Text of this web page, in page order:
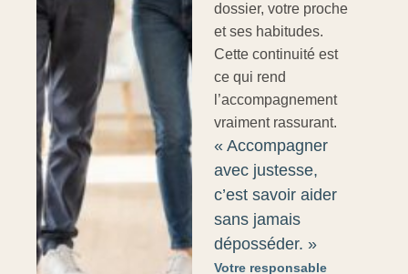
dossier, votre proche
et ses habitudes.
Cette continuité est
ce qui rend
l’accompagnement
vraiment rassurant.
« Accompagner
avec justesse,
c’est savoir aider
sans jamais
déposséder. »
Votre responsable